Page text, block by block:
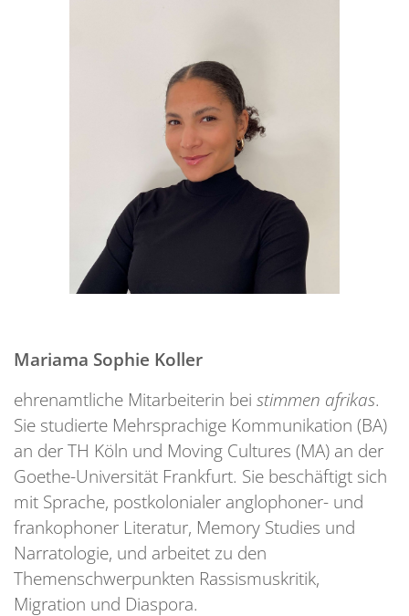
Mariama Sophie Koller
ehrenamtliche Mitarbeiterin bei stimmen afrikas.
Sie studierte Mehrsprachige Kommunikation (BA)
an der TH Köln und Moving Cultures (MA) an der
Goethe-Universität Frankfurt. Sie beschäftigt sich
mit Sprache, postkolonialer anglophoner- und
frankophoner Literatur, Memory Studies und
Narratologie, und arbeitet zu den
Themenschwerpunkten Rassismuskritik,
Migration und Diaspora.